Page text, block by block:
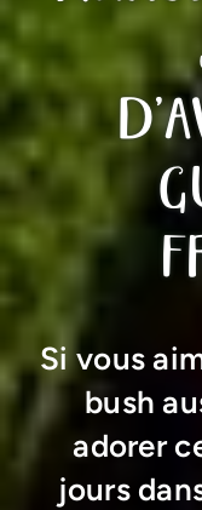
Si vous
bush
adorer
jours